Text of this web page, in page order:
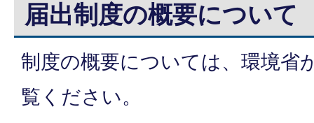
届出制度の概要について
制度の概要については、環境省
覧ください。